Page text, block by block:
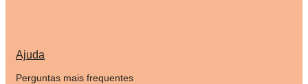
Ajuda
Perguntas mais frequentes